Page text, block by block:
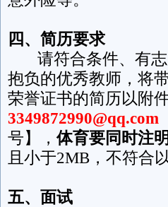
四、 简历要求
请符合条件、有志
抱负的优秀教师，将
荣誉证书的简历以附
3349872990@qq.com
号】，体育要同时注
且小于2MB，不符合
五、面试